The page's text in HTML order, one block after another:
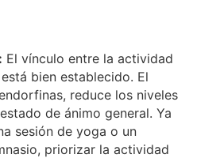
El vínculo entre la actividad
bien establecido. El
reduce los niveles
de ánimo general. Ya
sesión de yoga o un
priorizar la actividad